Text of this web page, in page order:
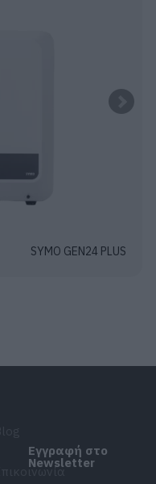
SYMO GEN24 PLUS
Επικοινωνία
Εγγραφή στο
Newsletter